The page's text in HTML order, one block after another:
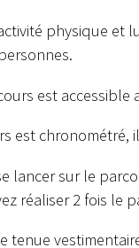
physique
est accessible
est chronométré,
lancer sur le
réaliser 2 fois le
tenue